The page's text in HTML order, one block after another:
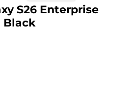
S26 Enterprise
Black